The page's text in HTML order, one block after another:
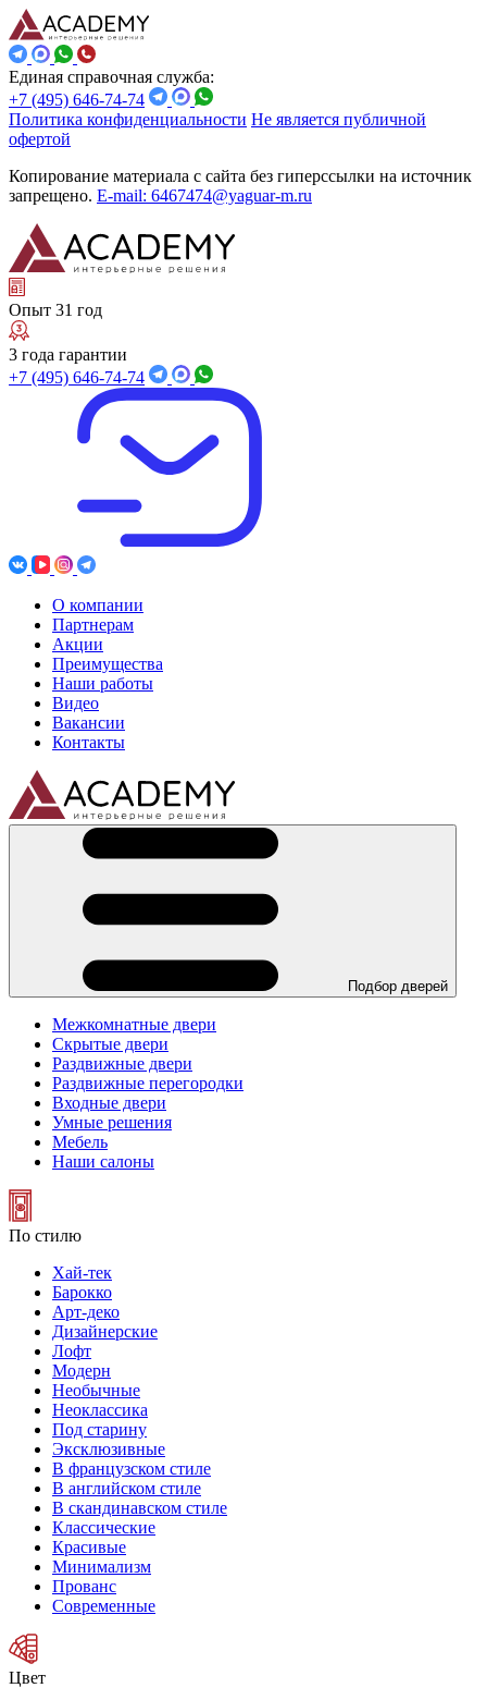
Единая справочная служба:
+7 (495) 646-74-74
Политика конфиденциальности Не является публичной
офертой
Копирование материала с сайта без гиперссылки на источник
запрещено. E-mail: 6467474@yaguar-m.ru
Опыт 31 год
3 года гарантии
+7 (495) 646-74-74
О компании
Партнерам
Акции
Преимущества
Наши работы
Видео
Вакансии
Контакты
Подбор дверей
Межкомнатные двери
Скрытые двери
Раздвижные двери
Раздвижные перегородки
Входные двери
Умные решения
Мебель
Наши салоны
По стилю
Хай-тек
Барокко
Арт-деко
Дизайнерские
Лофт
Модерн
Необычные
Неоклассика
Под старину
Эксклюзивные
В французском стиле
В английском стиле
В скандинавском стиле
Классические
Красивые
Минимализм
Прованс
Современные
Цвет